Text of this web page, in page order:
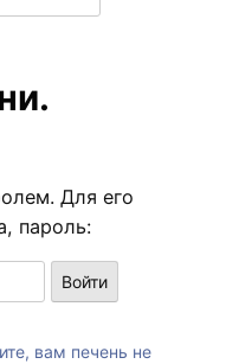
Для его
пароль:
вам печень не